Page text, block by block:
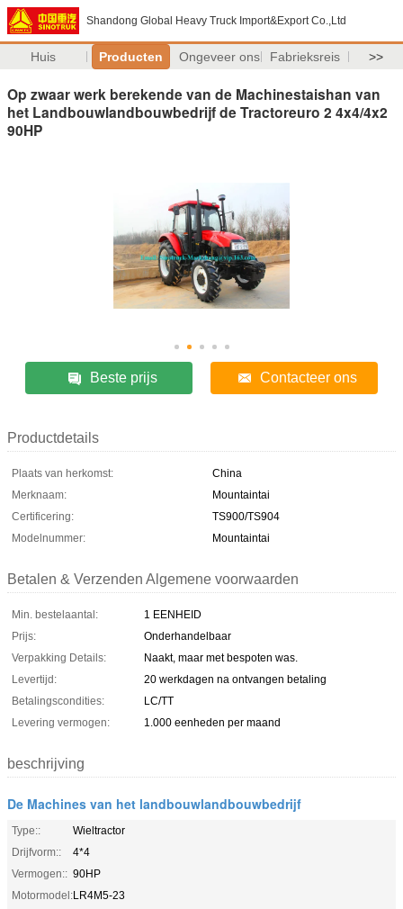
Shandong Global Heavy Truck Import&Export Co.,Ltd
Huis Producten Ongeveer ons Fabrieksreis >>
Op zwaar werk berekende van de Machinestaishan van
het Landbouwlandbouwbedrijf de Tractoreuro 2 4x4/4x2
90HP
Beste prijs Contacteer ons
Productdetails
Plaats van herkomst:
China
Merknaam:
Mountaintai
Certificering:
TS900/TS904
Modelnummer:
Mountaintai
Betalen & Verzenden Algemene voorwaarden
Min. bestelaantal:
1 EENHEID
Prijs:
Onderhandelbaar
Verpakking Details:
Naakt, maar met bespoten was.
Levertijd:
20 werkdagen na ontvangen betaling
Betalingscondities:
LC/TT
Levering vermogen:
1.000 eenheden per maand
beschrijving
De Machines van het landbouwlandbouwbedrijf
Type::
Wieltractor
Drijfvorm::
4*4
Vermogen:: 90HP
Motormodel:LR4M5-23